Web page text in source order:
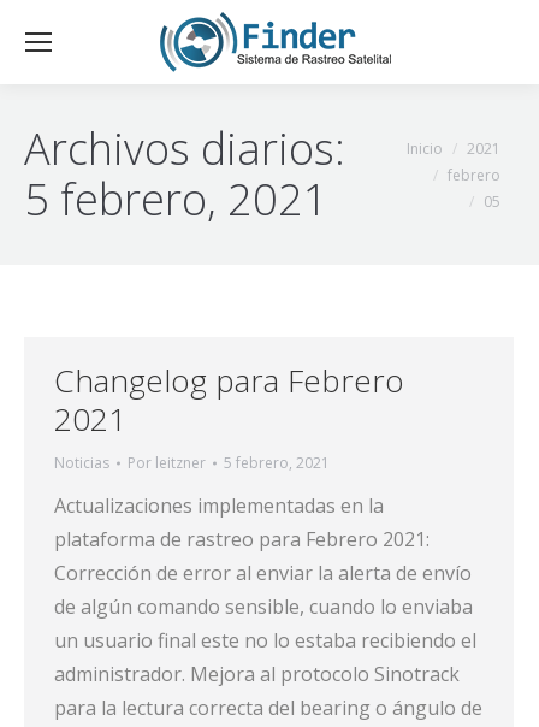
Archivos diarios:
5 febrero, 2021
Estás aquí:
Inicio
2021
febrero
05
Changelog para Febrero
2021
Noticias Por leitzner 5 febrero, 2021
Actualizaciones implementadas en la
plataforma de rastreo para Febrero 2021:
Corrección de error al enviar la alerta de envío
de algún comando sensible, cuando lo enviaba
un usuario final este no lo estaba recibiendo el
administrador. Mejora al protocolo Sinotrack
para la lectura correcta del bearing o ángulo de